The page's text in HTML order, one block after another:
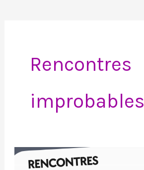
Rencontres
improbables